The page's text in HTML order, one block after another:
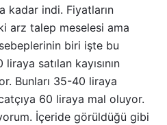
kadar indi. Fiyatların
arz talep meselesi ama
sebeplerinin biri işte bu
satılan kayısının
Bunları 35-40 liraya
60 liraya mal oluyor.
İçeride görüldüğü gibi